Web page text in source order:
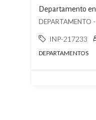
INP-217233
DEPARTAMENTOS